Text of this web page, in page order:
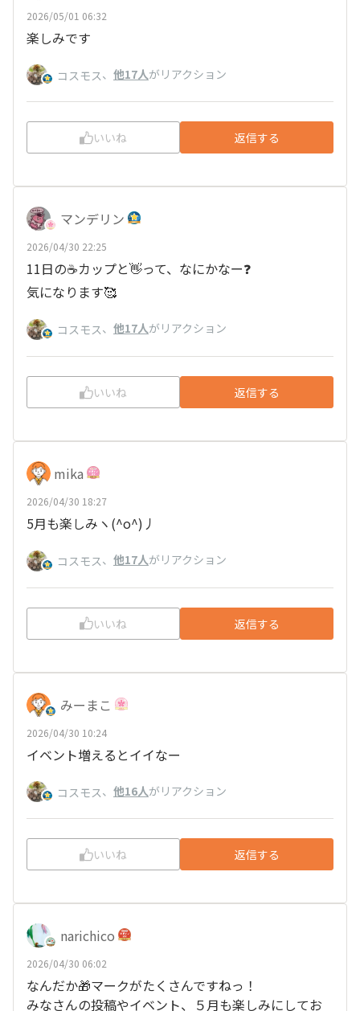
2026/05/01 06:32
楽しみです
コスモス、 他17人がリアクション
いいね 返信する
マンデリン
2026/04/30 22:25
11日の☕カップと👋って、なにかなー❓
気になります🥰
コスモス、 他17人がリアクション
いいね 返信する
mika
2026/04/30 18:27
5月も楽しみヽ(^o^)丿
コスモス、 他17人がリアクション
いいね 返信する
みーまこ
2026/04/30 10:24
イベント増えるとイイなー
コスモス、 他16人がリアクション
いいね 返信する
narichico
2026/04/30 06:02
なんだか🎁マークがたくさんですねっ！
みなさんの投稿やイベント、５月も楽しみにしてお